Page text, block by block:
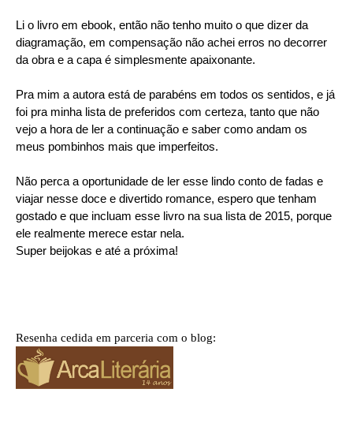
Li o livro em ebook, então não tenho muito o que dizer da
diagramação, em compensação não achei erros no decorrer
da obra e a capa é simplesmente apaixonante.
Pra mim a autora está de parabéns em todos os sentidos, e já
foi pra minha lista de preferidos com certeza, tanto que não
vejo a hora de ler a continuação e saber como andam os
meus pombinhos mais que imperfeitos.
Não perca a oportunidade de ler esse lindo conto de fadas e
viajar nesse doce e divertido romance, espero que tenham
gostado e que incluam esse livro na sua lista de 2015, porque
ele realmente merece estar nela.
Super beijokas e até a próxima!
Resenha cedida em parceria com o blog: